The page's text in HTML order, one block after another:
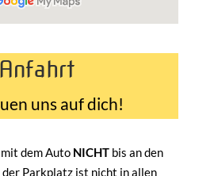
Anfahrt
uns auf dich!
dem Auto NICHT bis an den
der Parkplatz ist nicht in allen